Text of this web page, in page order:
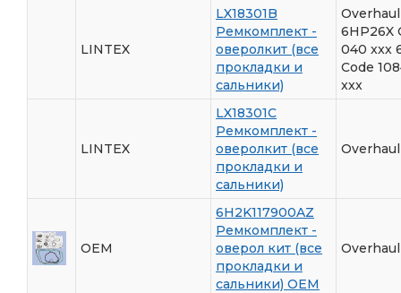
LINTEX
LX18301B
Ремкомплект -
оверолкит (все
прокладки и
сальники)
6HP26X
040 xxx
Code
xxx
LINTEX
LX18301C
Ремкомплект -
оверолкит (все
прокладки и
сальники)
OEM
6H2K117900AZ
Ремкомплект -
оверол кит (все
прокладки и
сальники) ОЕМ